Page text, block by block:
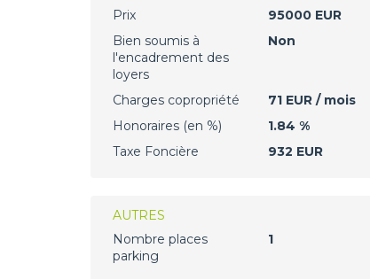
Prix
95000 EUR
Bien soumis à
l'encadrement des
loyers
Non
Charges copropriété
71 EUR / mois
Honoraires (en %)
1.84 %
Taxe Foncière
932 EUR
AUTRES
Nombre places
parking
1